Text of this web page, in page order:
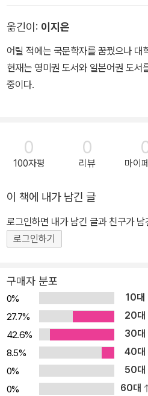
옮긴이: 이지은
어릴 적에는 국문학자를 꿈꿨으나 대
현재는 영미권 도서와 일본어권 도서
중이다.
0
100자평
0
리뷰 마이
이 책에 내가 남긴 글
로그인하면 내가 남긴 글과 친구가
로그인하기
구매자 분포
0% 10대
27.7%
20대
42.6%
30대
8.5%
40대
0%
50대
0%
60대